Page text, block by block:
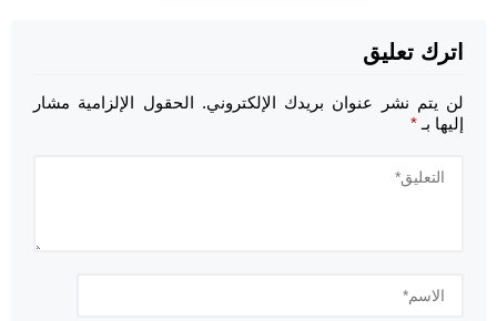
اترك تعليق
لن يتم نشر عنوان بريدك الإلكتروني. الحقول الإلزامية مشار
إليها بـ *